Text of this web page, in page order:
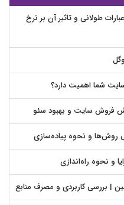
طولانی و تاثیر آن بر نرخ
و نحوه پیاده‌سازی
و نحوه راه‌اندازی
| بررسی کاربردی و مصرف منابع